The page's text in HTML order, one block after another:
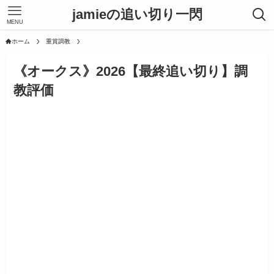
jamieの追い切り一閃
MENU
ホーム 重賞調教
《オークス》2026【最終追い切り】調
教評価